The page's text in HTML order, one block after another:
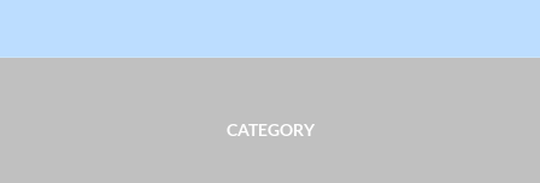
CATEGORY